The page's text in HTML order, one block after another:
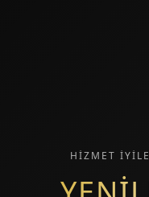
HİZMET